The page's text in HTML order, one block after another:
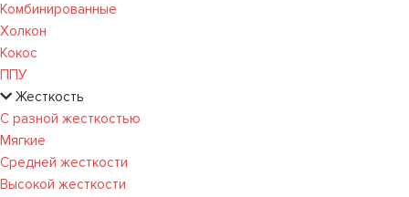
Комбинированные
Холкон
Кокос
ППУ
Жесткость
С разной жесткостью
Мягкие
Средней жесткости
Высокой жесткости